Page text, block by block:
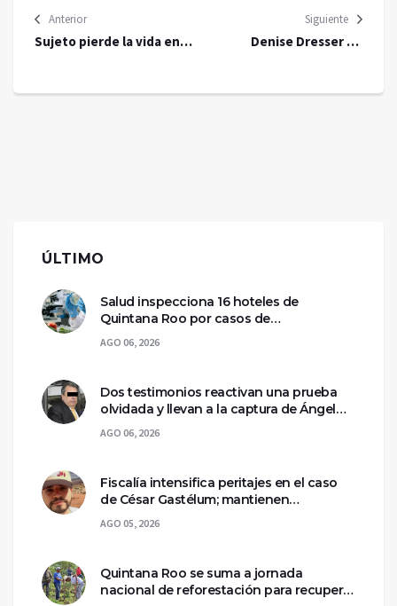
Anterior
Sujeto pierde la vida en
Siguiente
Denise Dresser no
ÚLTIMO
Salud inspecciona 16 hoteles de
Quintana Roo por casos de
ciclosporiasis
AGO 06, 2026
Dos testimonios reactivan una prueba
olvidada y llevan a la captura de Ángel
Aguirre
AGO 06, 2026
Fiscalía intensifica peritajes en el caso
de César Gastélum; mantienen
asegurada la escena del crimen
AGO 05, 2026
Quintana Roo se suma a jornada
nacional de reforestación para recuperar